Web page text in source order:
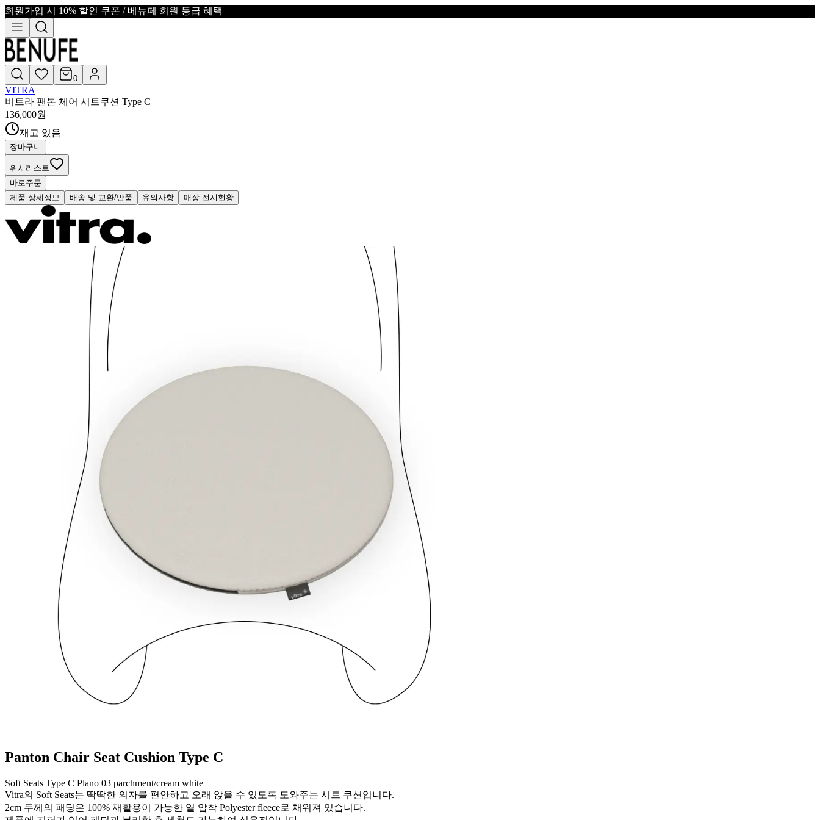
회원가입 시 10% 할인 쿠폰 / 베뉴페 회원 등급 혜택
0
VITRA
비트라 팬톤 체어 시트쿠션 Type C
136,000원
재고 있음
장바구니
위시리스트
바로주문
제품 상세정보
배송 및 교환/반품 유의사항 매장 전시현황
Panton Chair Seat Cushion Type C
Soft Seats Type C Plano 03 parchment/cream white
Vitra의 Soft Seats는 딱딱한 의자를 편안하고 오래 앉을 수 있도록 도와주는 시트 쿠션입니다.
2cm 두께의 패딩은 100% 재활용이 가능한 열 압착 Polyester fleece로 채워져 있습니다.